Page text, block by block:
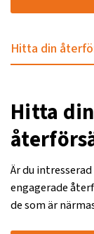
Hitta din
Hitta
Är du
engagerade
de som är